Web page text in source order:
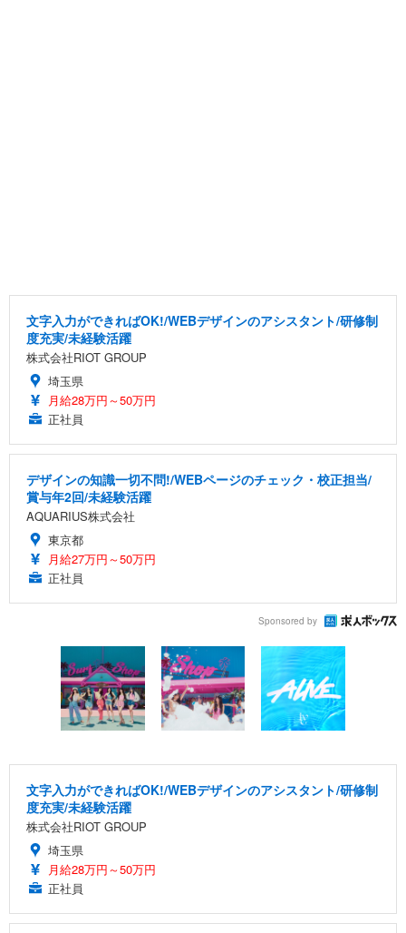
文字入力ができればOK!/WEBデザインのアシスタント/研修制
度充実/未経験活躍
株式会社RIOT GROUP
埼玉県
月給28万円～50万円
正社員
デザインの知識一切不問!/WEBページのチェック・校正担当/
賞与年2回/未経験活躍
AQUARIUS株式会社
東京都
月給27万円～50万円
正社員
Sponsored by
文字入力ができればOK!/WEBデザインのアシスタント/研修制
度充実/未経験活躍
株式会社RIOT GROUP
埼玉県
月給28万円～50万円
正社員